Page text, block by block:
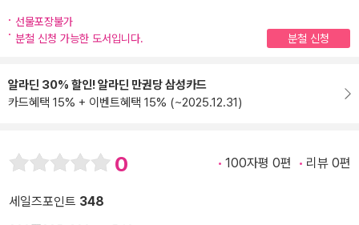
선물포장불가
분철 신청 가능한 도서입니다.
분철 신청
알라딘 30% 할인! 알라딘 만권당 삼성카드
카드혜택 15% + 이벤트혜택 15% (~2025.12.31)
0 100자평 0편 리뷰 0편
세일즈포인트 348